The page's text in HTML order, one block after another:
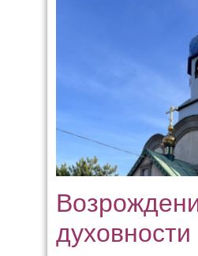
духовности